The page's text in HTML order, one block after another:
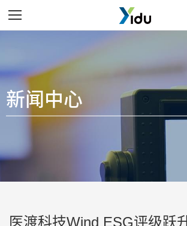
Menu
新闻中心
医渡科技Wind ESG评级跃